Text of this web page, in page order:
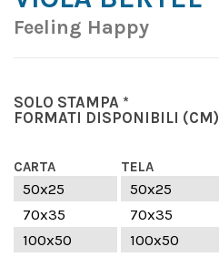
Feeling Happy
SOLO STAMPA *
FORMATI DISPONIBILI (CM)
CARTA TELA
50x25
50x25
70x35
70x35
100x50
100x50